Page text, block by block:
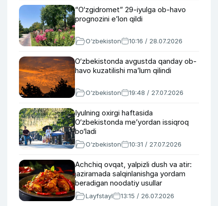
“O‘zgidromet” 29-iyulga ob-havo
prognozini e’lon qildi
O‘zbekiston 10:16 / 28.07.2026
O‘zbekistonda avgustda qanday ob-
havo kuzatilishi ma’lum qilindi
O‘zbekiston 19:48 / 27.07.2026
Iyulning oxirgi haftasida
O‘zbekistonda me’yordan issiqroq
bo‘ladi
O‘zbekiston 10:31 / 27.07.2026
Achchiq ovqat, yalpizli dush va atir:
jaziramada salqinlanishga yordam
beradigan noodatiy usullar
Layfstayl 13:15 / 26.07.2026